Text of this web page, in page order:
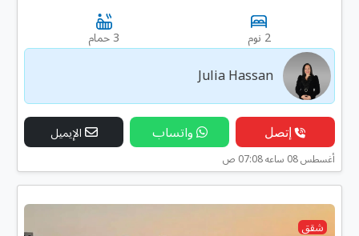
2 نوم 3 حمام
Julia Hassan
إتصل واتساب الإيميل
أغسطس 08 ساعه 07:08 ص
شقق